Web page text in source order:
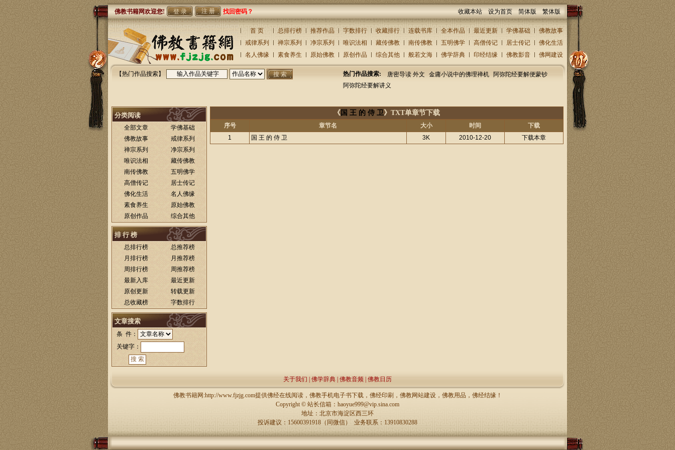
佛教书籍网欢迎您! 注 册 找回密码？ 收藏本站 设为首页 简体版 繁体版
首 页 总排行榜 推荐作品 字数排行 收藏排行 连载书库 全本作品 最近更新 学佛基础
佛教故事
戒律系列
禅宗系列 净宗系列 唯识法相 藏传佛教 南传佛教 五明佛学 高僧传记 居士传记
佛化生活
名人佛缘
素食养生 原始佛教 原创作品 综合其他 般若文海 佛学辞典 印经结缘 佛教影音 佛网建设
【热门作品搜索】 热门作品搜索: 唐密导读 外文 金庸小说中的佛理禅机
阿弥陀经要解便蒙钞
阿弥陀经要解讲义
分类阅读
全部文章
学佛基础
佛教故事
戒律系列
禅宗系列
净宗系列
唯识法相
藏传佛教
南传佛教
五明佛学
高僧传记
居士传记
佛化生活
名人佛缘
素食养生
原始佛教
原创作品
综合其他
排 行 榜
总排行榜
总推荐榜
月排行榜
月推荐榜
周排行榜
周推荐榜
最新入库
最近更新
原创更新
转载更新
总收藏榜
字数排行
文章搜索
条 件：
关键字：
《国 王 的 侍 卫》TXT单章节下载
序号 章节名 大小 时间
下载
1
国 王 的 侍 卫 3K 2010-12-20 下载本章
关于我们 佛学辞典 佛教音频 佛教日历
佛教书籍网:http://www.fjzjg.com提供佛经在线阅读，佛教手机电子书下载，佛经印刷，佛教网站建设，佛教用品，佛经结缘！
Copyright © 站长信箱：haoyue999@vip.sina.com
地址：北京市海淀区西三环
投诉建议：15600391918（同微信） 业务联系：13910830288